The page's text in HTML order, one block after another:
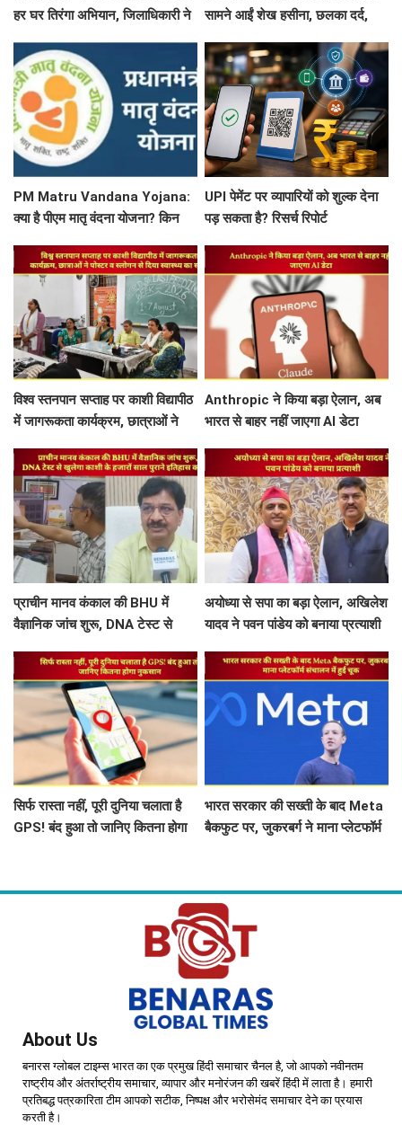
हर घर तिरंगा अभियान, जिलाधिकारी ने
सामने आईं शेख हसीना, छलका दर्द,
PM Matru Vandana Yojana:
क्या है पीएम मातृ वंदना योजना? किन
पूरी डिटेल
UPI पेमेंट पर व्यापारियों को शुल्क देना
पड़ सकता है? रिसर्च रिपोर्ट
विश्व स्तनपान सप्ताह पर काशी विद्यापीठ
में जागरूकता कार्यक्रम, छात्राओं ने
संदेश
Anthropic ने किया बड़ा ऐलान, अब
भारत से बाहर नहीं जाएगा AI डेटा
प्राचीन मानव कंकाल की BHU में
वैज्ञानिक जांच शुरू, DNA टेस्ट से
इतिहास का राज
अयोध्या से सपा का बड़ा ऐलान, अखिलेश
यादव ने पवन पांडेय को बनाया प्रत्याशी
सिर्फ रास्ता नहीं, पूरी दुनिया चलाता है
GPS! बंद हुआ तो जानिए कितना होगा
भारत सरकार की सख्ती के बाद Meta
बैकफुट पर, जुकरबर्ग ने माना प्लेटफॉर्म
About Us
बनारस ग्लोबल टाइम्स भारत का एक प्रमुख हिंदी समाचार चैनल है, जो आपको नवीनतम
राष्ट्रीय और अंतर्राष्ट्रीय समाचार, व्यापार और मनोरंजन की खबरें हिंदी में लाता है। हमारी
प्रतिबद्ध पत्रकारिता टीम आपको सटीक, निष्पक्ष और भरोसेमंद समाचार देने का प्रयास
करती है।